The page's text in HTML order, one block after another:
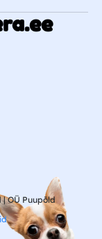
OÜ Puupõld